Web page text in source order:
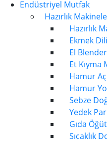
Endüstriyel Mutfak
Hazırlık
Hazırlık
Ekmek
El
Et Kıyma
Hamur
Hamur
Sebze
Yedek
Gıda
Sıcaklık